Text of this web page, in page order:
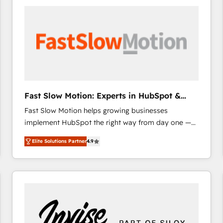
scale. 🏆 HubSpot’s CEO called us “the partner of the
future.” Others agree it is proof of trust built through
Fast Slow Motion: Experts in HubSpot &
Salesforce
Fast Slow Motion helps growing businesses
implement HubSpot the right way from day one —
with the flexibility to scale as complexity increases.
Highly certified in both HubSpot and Salesforce, we
bring deep experience in CRM implementation,
integrations, and data migration across modern
combines strong technical execution with real
business perspective. Many of our consultants have
Elite Solutions Partner4.9